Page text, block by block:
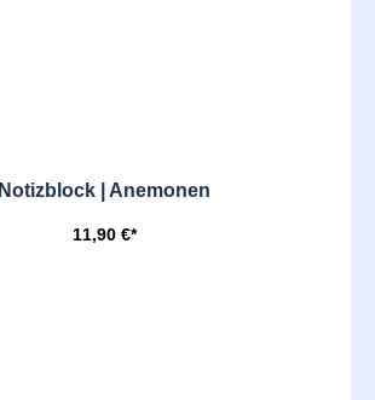
Notizblock | Anemonen
11,90 €*